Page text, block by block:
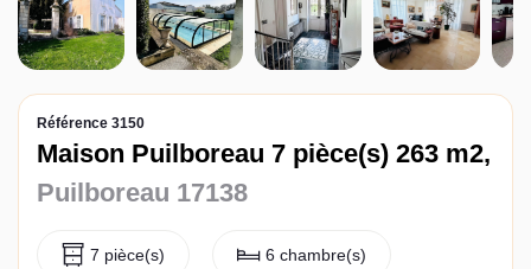
Référence 3150
Maison Puilboreau 7 pièce(s) 263 m2,
Puilboreau 17138
7 pièce(s) 6 chambre(s)